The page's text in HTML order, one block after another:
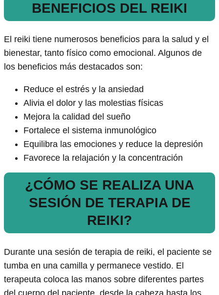
BENEFICIOS DEL REIKI
El reiki tiene numerosos beneficios para la salud y el
bienestar, tanto físico como emocional. Algunos de
los beneficios más destacados son:
Reduce el estrés y la ansiedad
Alivia el dolor y las molestias físicas
Mejora la calidad del sueño
Fortalece el sistema inmunológico
Equilibra las emociones y reduce la depresión
Favorece la relajación y la concentración
¿CÓMO SE REALIZA UNA
SESIÓN DE TERAPIA DE
REIKI?
Durante una sesión de terapia de reiki, el paciente se
tumba en una camilla y permanece vestido. El
terapeuta coloca las manos sobre diferentes partes
del cuerpo del paciente, desde la cabeza hasta los